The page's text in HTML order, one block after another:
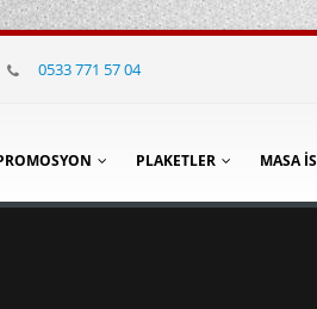
0533 771 57 04
PLAKETLER MASA